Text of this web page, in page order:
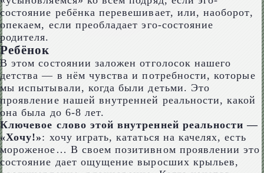
состояние ребёнка перевешивает, или, наоборот,
опекаем, если преобладает эго-состояние
родителя.
Ребёнок
В этом состоянии заложен отголосок нашего
детства — в нём чувства и потребности, которые
мы испытывали, когда были детьми. Это
проявление нашей внутренней реальности, какой
она была до 6-8 лет.
Ключевое слово этой внутренней реальности —
«Хочу!»: хочу играть, кататься на качелях, есть
мороженое… В своем позитивном проявлении это
состояние дает ощущение выросших крыльев,